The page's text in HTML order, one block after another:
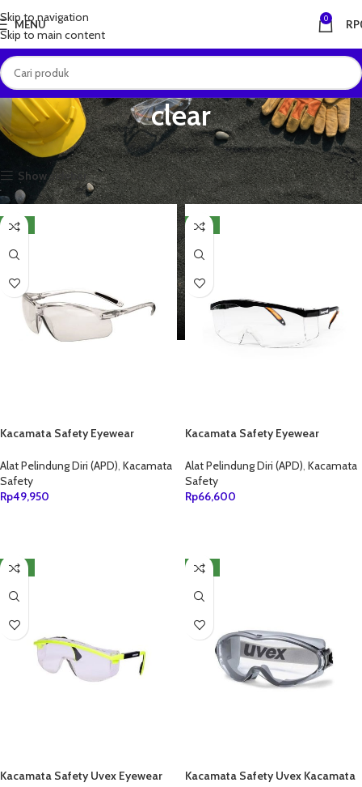
Skip to navigation
Skip to main content
MENU 0 RP
clear
Beranda Produk dengan tag “clear” Menampilkan semua 4 hasil
Show sidebar
NEW
Kacamata Safety Eyewear
Alat Pelindung Diri (APD) Kacamata
Safety
Rp49,950
NEW
Kacamata Safety Eyewear
Alat Pelindung Diri (APD) Kacamata
Safety
Rp66,600
NEW
Kacamata Safety Uvex Eyewear
NEW
Kacamata Safety Uvex Kacamata